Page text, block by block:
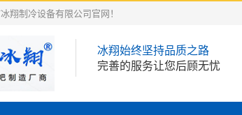
翔制冷设备有限公司官网！
冰翔始终坚持品质之路
完善的服务让您后顾无忧